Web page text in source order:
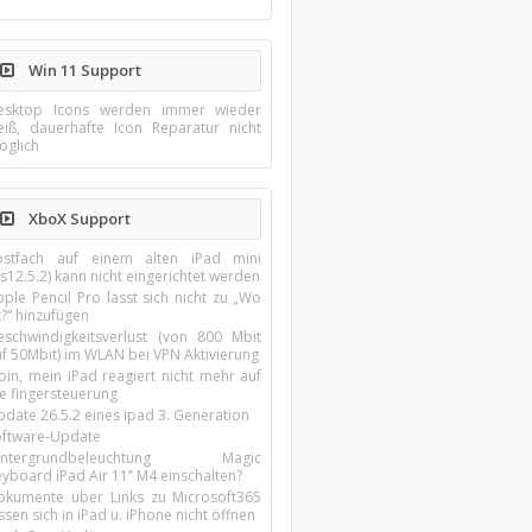
Win 11 Support
Icons werden immer wieder
dauerhafte Icon Reparatur nicht
XboX Support
auf einem alten iPad mini
kann nicht eingerichtet werden
Pencil Pro lässt sich nicht zu „Wo
hinzufügen
(von 800 Mbit
50Mbit) im WLAN bei VPN Aktivierung
mein iPad reagiert nicht mehr auf
fingersteuerung
26.5.2 eines ipad 3. Generation
Update
Magic
iPad Air 11’’ M4 einschalten?
über Links zu Microsoft365
sich in iPad u. iPhone nicht öffnen